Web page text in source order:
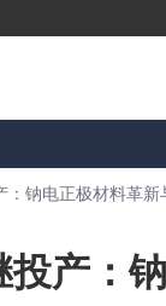
：钠电正极材料革
投产：